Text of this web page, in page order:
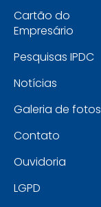
Cartão do
Empresário
Pesquisas IPDC
Notícias
Galeria de fotos
Contato
Ouvidoria
LGPD